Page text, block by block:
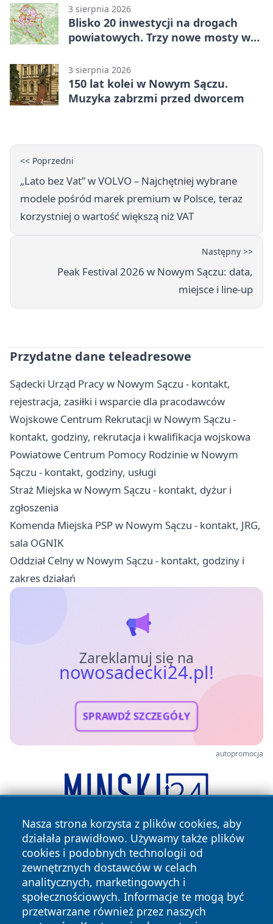
3 sierpnia 2026
Blisko 20 inwestycji na drogach
powiatowych. Trzy nowe mosty w
3 sierpnia 2026
150 lat kolei w Nowym Sączu.
Muzyka zabrzmi przed dworcem
<< Poprzedni
„Lato bez Vat” w VOLVO – Najchętniej wybrane
modele pośród marek premium w Polsce, teraz
korzystniej o wartość większą niż VAT
Następny >>
Peak Festival 2026 w Nowym Sączu: data,
miejsce i line-up
Przydatne dane teleadresowe
Sądecki Urząd Pracy w Nowym Sączu - kontakt,
rejestracja, zasiłki i wsparcie dla pracodawców
Wojskowe Centrum Rekrutacji w Nowym Sączu -
kontakt, godziny, rekrutacja i kwalifikacja wojskowa
Powiatowe Centrum Pomocy Rodzinie w Nowym
Sączu - kontakt, godziny, usługi
Straż Miejska w Nowym Sączu - kontakt, dyżur i
zgłoszenia
Komenda Miejska PSP w Nowym Sączu - kontakt, JRG,
sala OGNIK
Oddział Celny w Nowym Sączu - kontakt, godziny i
zakres działań
Zareklamuj się na
nowosadecki24.pl!
SPRAWDŹ SZCZEGÓŁY
autopromocja
Nasza strona korzysta z plików cookies, aby
działała prawidłowo. Używamy także plików
cookies i podobnych technologii od
zewnętrznych dostawców w celach
analitycznych, marketingowych i
społecznościowych. Informacje te mogą być
przetwarzane również przez naszych
Copyright © 2026 nowosadecki24.pl Wszystkie prawa